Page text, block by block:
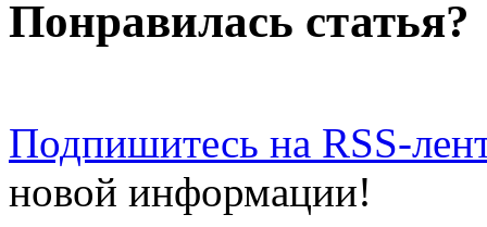
Понравилась статья?
Подпишитесь на RSS-
новой информации!